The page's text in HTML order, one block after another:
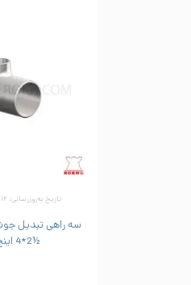
تاریخ به‌روزرسانی: ۱۲ مرداد ۱۴۰۵ | ۱۶:۳۷
½2*4 اینچ رده 40S